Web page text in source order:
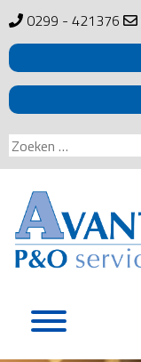
0299 - 421376
Zoeken
naar: